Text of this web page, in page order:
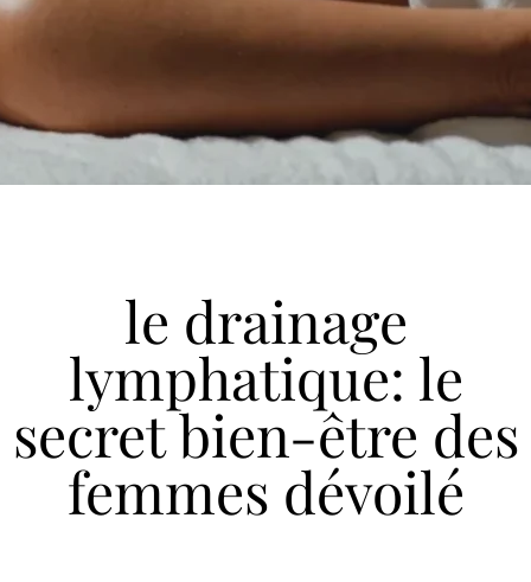
le drainage
lymphatique: le
secret bien-être des
femmes dévoilé